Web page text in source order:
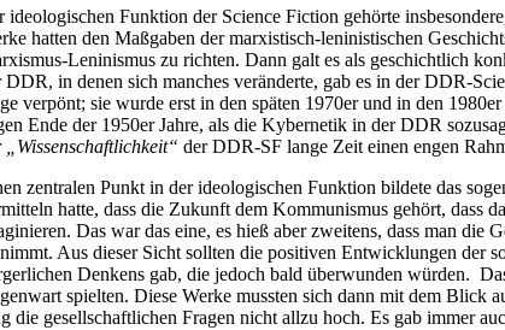
ideologischen Funktion der Science Fiction gehörte
hatten den Maßgaben der marxistisch-leninistischen
Leninismus zu richten. Dann galt es als geschichtlich
DDR, in denen sich manches veränderte, gab es in der DDR-
verpönt; sie wurde erst in den späten 1970er und in den
Ende der 1950er Jahre, als die Kybernetik in der DDR
„Wissenschaftlichkeit“ der DDR-SF lange Zeit einen engen
zentralen Punkt in der ideologischen Funktion bildete das
hatte, dass die Zukunft dem Kommunismus gehört, dass
Das war das eine, es hieß aber zweitens, dass man
Aus dieser Sicht sollten die positiven Entwicklungen der
Denkens gab, die jedoch bald überwunden würden.
spielten. Diese Werke mussten sich dann mit dem Blick
die gesellschaftlichen Fragen nicht allzu hoch. Es gab immer